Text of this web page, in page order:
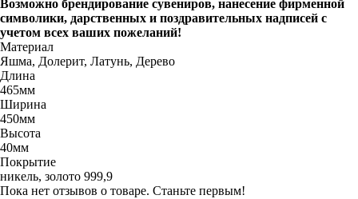
Возможно брендирование сувениров, нанесение фирменной
символики, дарственных и поздравительных надписей с
учетом всех ваших пожеланий!
Материал
Яшма, Долерит, Латунь, Дерево
Длина
465мм
Ширина
450мм
Высота
40мм
Покрытие
никель, золото 999,9
Пока нет отзывов о товаре. Станьте первым!